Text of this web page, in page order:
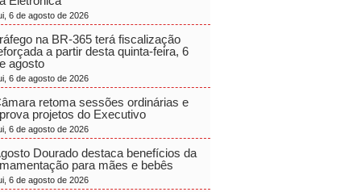
6 de agosto de 2026
na BR-365 terá fiscalização
a partir desta quinta-feira, 6
agosto
6 de agosto de 2026
retoma sessões ordinárias e
projetos do Executivo
6 de agosto de 2026
Dourado destaca benefícios da
para mães e bebês
6 de agosto de 2026